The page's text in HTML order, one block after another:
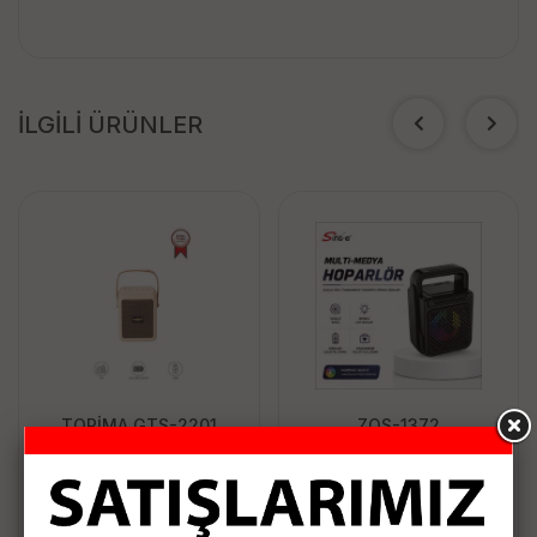
İLGİLİ ÜRÜNLER
TORİMA GTS-2201
Girişli Şarjlı Hoparlör
202.94 TL
ZQS-1372
143.25 TL